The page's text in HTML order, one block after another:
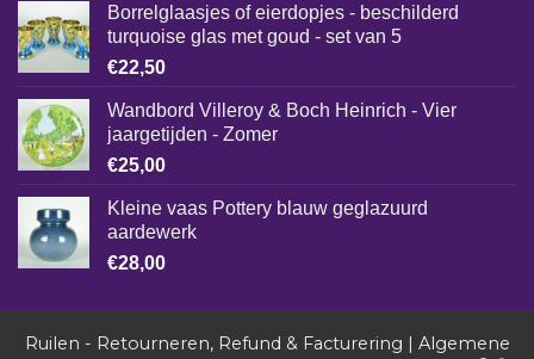
Borrelglaasjes of eierdopjes - beschilderd
turquoise glas met goud - set van 5
€22,50
Wandbord Villeroy & Boch Heinrich - Vier
jaargetijden - Zomer
€25,00
Kleine vaas Pottery blauw geglazuurd
aardewerk
€28,00
Ruilen - Retourneren, Refund & Facturering | Algemene